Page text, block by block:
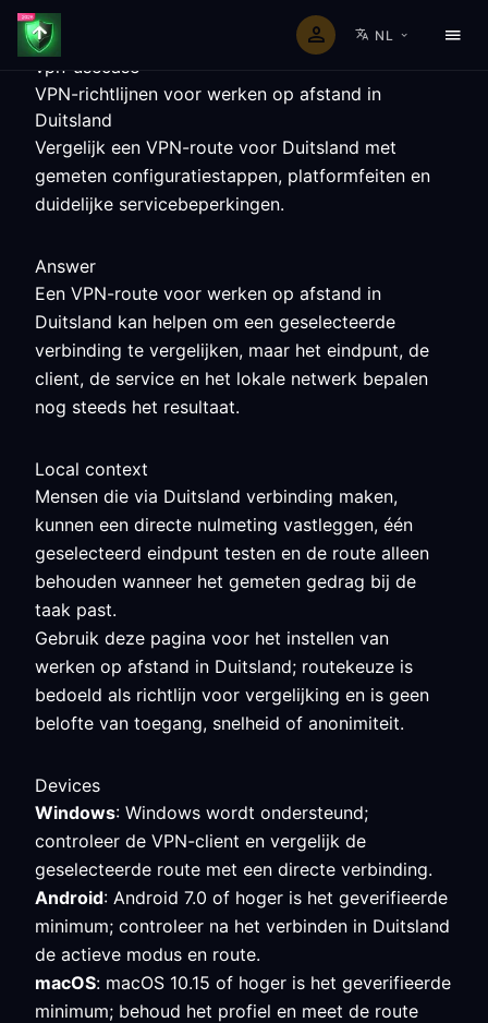
NL
vpn-usecase
VPN-richtlijnen voor werken op afstand in
Duitsland
Vergelijk een VPN-route voor Duitsland met
gemeten configuratiestappen, platformfeiten en
duidelijke servicebeperkingen.
Answer
Een VPN-route voor werken op afstand in
Duitsland kan helpen om een geselecteerde
verbinding te vergelijken, maar het eindpunt, de
client, de service en het lokale netwerk bepalen
nog steeds het resultaat.
Local context
Mensen die via Duitsland verbinding maken,
kunnen een directe nulmeting vastleggen, één
geselecteerd eindpunt testen en de route alleen
behouden wanneer het gemeten gedrag bij de
taak past.
Gebruik deze pagina voor het instellen van
werken op afstand in Duitsland; routekeuze is
bedoeld als richtlijn voor vergelijking en is geen
belofte van toegang, snelheid of anonimiteit.
Devices
Windows: Windows wordt ondersteund;
controleer de VPN-client en vergelijk de
geselecteerde route met een directe verbinding.
Android: Android 7.0 of hoger is het geverifieerde
minimum; controleer na het verbinden in Duitsland
de actieve modus en route.
macOS: macOS 10.15 of hoger is het geverifieerde
minimum; behoud het profiel en meet de route